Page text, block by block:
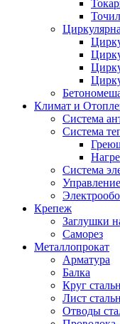
Климат и
Система
Система
Система
Крепеж
Заглушки
Саморез
Металлопрокат
Арматура
Балка
Круг
Лист
Отводы